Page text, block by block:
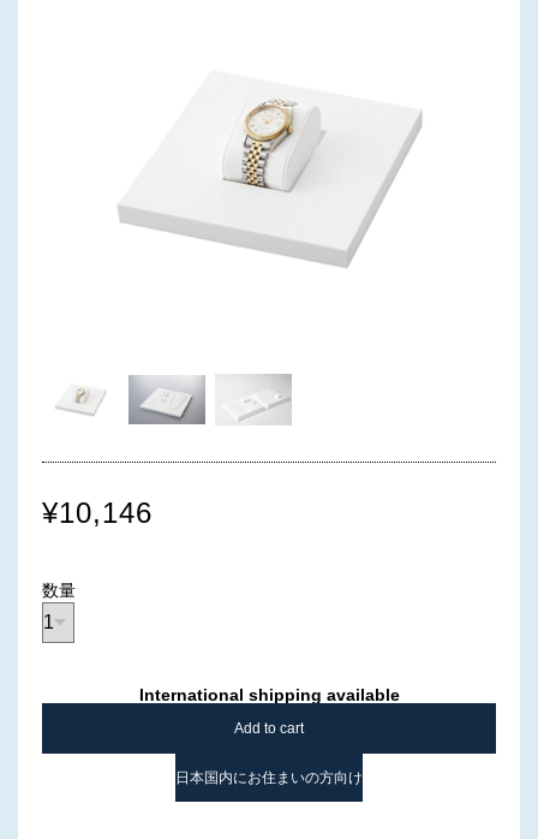
¥10,146
数量
International shipping available
Add to cart
日本国内にお住まいの方向け